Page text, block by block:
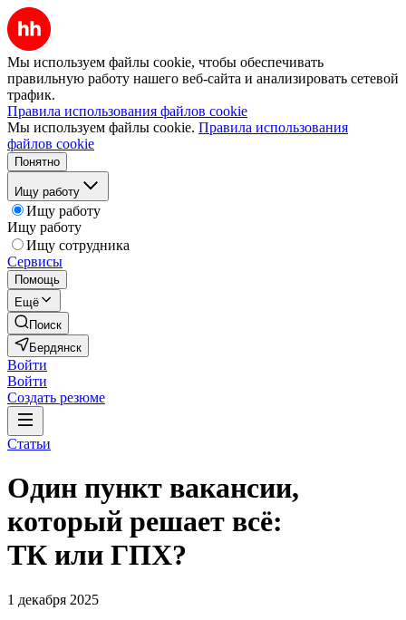
Мы используем файлы cookie, чтобы обеспечивать
правильную работу нашего веб-сайта и анализировать сетевой
трафик.
Правила использования файлов cookie
Мы используем файлы cookie. Правила использования
файлов cookie
Понятно
Ищу работу
Ищу работу
Ищу работу
Ищу сотрудника
Сервисы
Помощь
Ещё
Поиск
Бердянск
Войти
Войти
Создать резюме
Статьи
Один пункт вакансии,
который решает всё:
ТК или ГПХ?
1 декабря 2025